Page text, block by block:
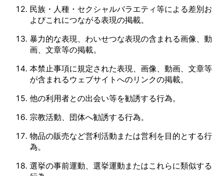
民族・人種・セクシャルバラエティ等による差別お
よびこれにつながる表現の掲載。
暴力的な表現、わいせつな表現の含まれる画像、動
画、文章等の掲載。
本禁止事項に規定された表現、画像、動画、文章等
が含まれるウェブサイトへのリンクの掲載。
他の利用者との出会い等を勧誘する行為。
宗教活動、団体へ勧誘する行為。
物品の販売など営利活動または営利を目的とする行
為。
選挙の事前運動、選挙運動またはこれらに類似する